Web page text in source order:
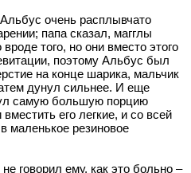
очень расплывчато
папа сказал, магглы
того, но они вместо этого
поэтому Альбус был
на конце шарика, мальчик
дунул сильнее. И еще
самую большую порцию
его легкие, и со всей
маленькое резиновое
говорил ему, как это больно –